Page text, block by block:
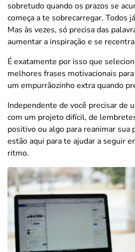
sobretudo quando os prazos se
começa a te sobrecarregar. Todos
Mas às vezes, só precisa das
aumentar a inspiração e se
É exatamente por isso que
melhores frases motivacionais
um empurrãozinho extra quando
Independente de você precisar de
com um projeto difícil, de
positivo ou algo para reanimar sua
estão aqui para te ajudar a seguir
ritmo.